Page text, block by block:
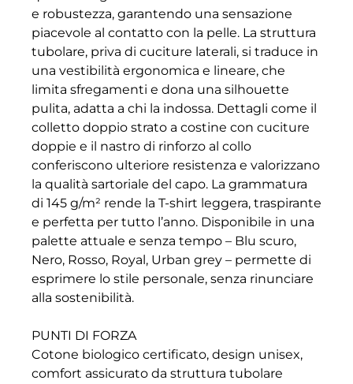
e robustezza, garantendo una sensazione
piacevole al contatto con la pelle. La struttura
tubolare, priva di cuciture laterali, si traduce in
una vestibilità ergonomica e lineare, che
limita sfregamenti e dona una silhouette
pulita, adatta a chi la indossa. Dettagli come il
colletto doppio strato a costine con cuciture
doppie e il nastro di rinforzo al collo
conferiscono ulteriore resistenza e valorizzano
la qualità sartoriale del capo. La grammatura
di 145 g/m² rende la T-shirt leggera, traspirante
e perfetta per tutto l’anno. Disponibile in una
palette attuale e senza tempo – Blu scuro,
Nero, Rosso, Royal, Urban grey – permette di
esprimere lo stile personale, senza rinunciare
alla sostenibilità.
PUNTI DI FORZA
Cotone biologico certificato, design unisex,
comfort assicurato da struttura tubolare